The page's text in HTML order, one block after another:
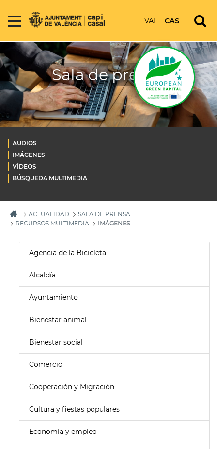
VAL CAS
Sala de prensa
AUDIOS
IMÁGENES
VÍDEOS
BÚSQUEDA MULTIMEDIA
ACTUALIDAD
SALA DE PRENSA
RECURSOS MULTIMEDIA
IMÁGENES
Agencia de la Bicicleta
Alcaldía
Ayuntamiento
Bienestar animal
Bienestar social
Comercio
Cooperación y Migración
Cultura y fiestas populares
Economía y empleo